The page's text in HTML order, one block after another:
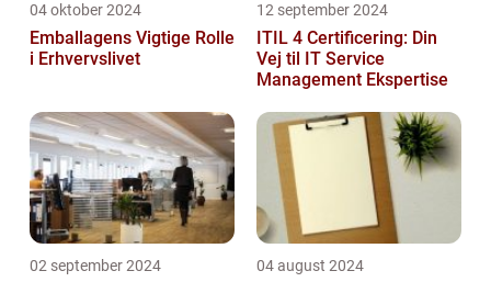
04 oktober 2024
Emballagens Vigtige Rolle
i Erhvervslivet
12 september 2024
ITIL 4 Certificering: Din
Vej til IT Service
Management Ekspertise
02 september 2024 04 august 2024